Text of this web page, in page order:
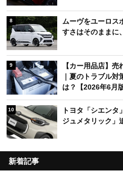
8
ムーヴをユーロス
すさはそのままに
9
【カー用品店】
｜夏のトラブル
は？【2026年6月版
10
トヨタ「シエン
ジュメタリック」
新着記事